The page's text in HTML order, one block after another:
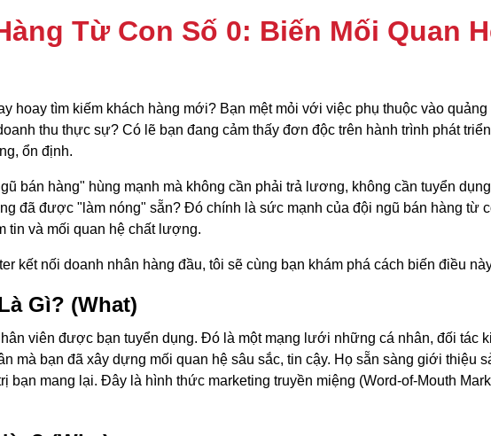
Từ Con Số 0: Biến Mối Quan
hoay tìm kiếm khách hàng mới? Bạn mệt mỏi với việc phụ thuộc vào
thu thực sự? Có lẽ bạn đang cảm thấy đơn độc trên hành trình phát
ổn định.
bán hàng" hùng mạnh mà không cần phải trả lương, không cần tuyển
đã được "làm nóng" sẵn? Đó chính là sức mạnh của đội ngũ bán hàng từ
tin và mối quan hệ chất lượng.
kết nối doanh nhân hàng đầu, tôi sẽ cùng bạn khám phá cách biến điều
Gì? (What)
viên được bạn tuyển dụng. Đó là một mạng lưới những cá nhân, đối tác
mà bạn đã xây dựng mối quan hệ sâu sắc, tin cậy. Họ sẵn sàng giới thiệu
mang lại. Đây là hình thức marketing truyền miệng (Word-of-Mouth